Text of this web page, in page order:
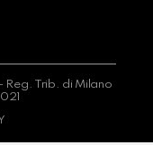
Reg. Trib. di Milano